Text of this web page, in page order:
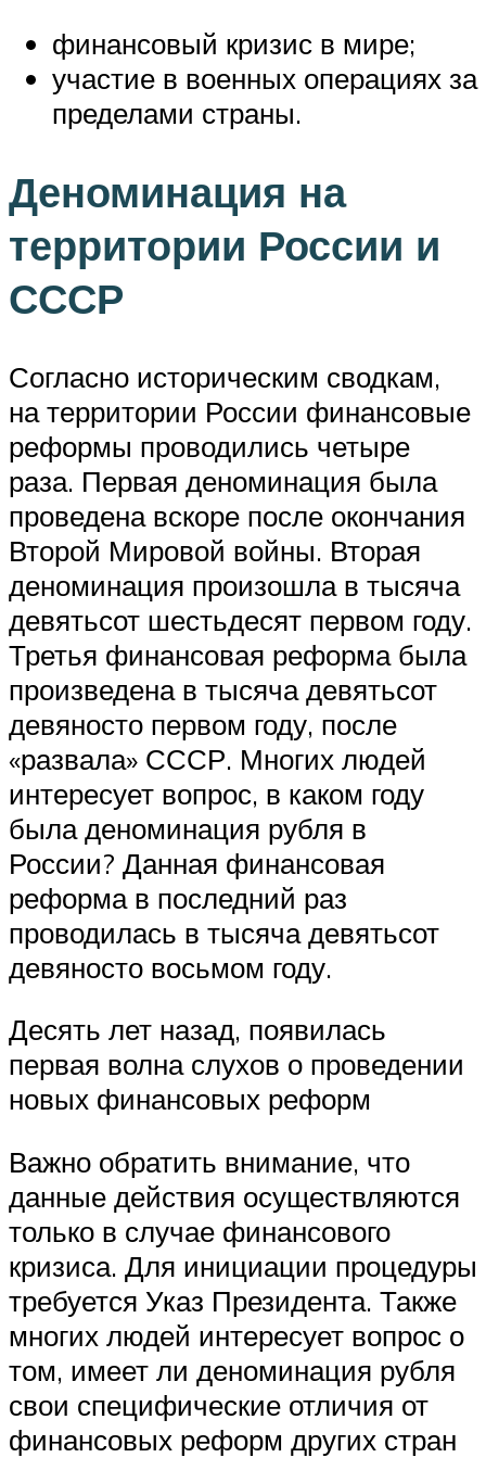
финансовый кризис в мире;
участие в военных операциях за
пределами страны.
Деноминация на
территории России и
СССР
Согласно историческим сводкам,
на территории России финансовые
реформы проводились четыре
раза. Первая деноминация была
проведена вскоре после окончания
Второй Мировой войны. Вторая
деноминация произошла в тысяча
девятьсот шестьдесят первом году.
Третья финансовая реформа была
произведена в тысяча девятьсот
девяносто первом году, после
«развала» СССР. Многих людей
интересует вопрос, в каком году
была деноминация рубля в
России? Данная финансовая
реформа в последний раз
проводилась в тысяча девятьсот
девяносто восьмом году.
Десять лет назад, появилась
первая волна слухов о проведении
новых финансовых реформ
Важно обратить внимание, что
данные действия осуществляются
только в случае финансового
кризиса. Для инициации процедуры
требуется Указ Президента. Также
многих людей интересует вопрос о
том, имеет ли деноминация рубля
свои специфические отличия от
финансовых реформ других стран